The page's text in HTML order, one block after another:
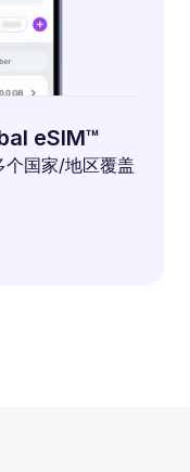
eSIM™
国家/地区覆盖